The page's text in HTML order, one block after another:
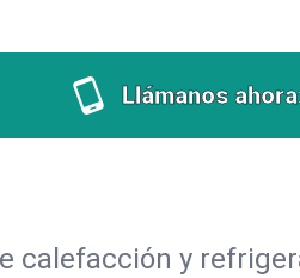
Llámanos
calefacción y